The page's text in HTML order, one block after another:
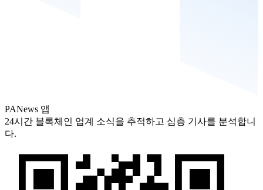
PANews 앱
24시간 블록체인 업계 소식을 추적하고 심층 기사를 분석합니
다.